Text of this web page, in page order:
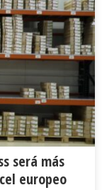
será más
europeo